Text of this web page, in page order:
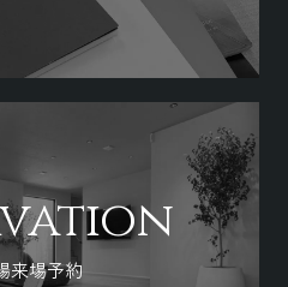
来場予約